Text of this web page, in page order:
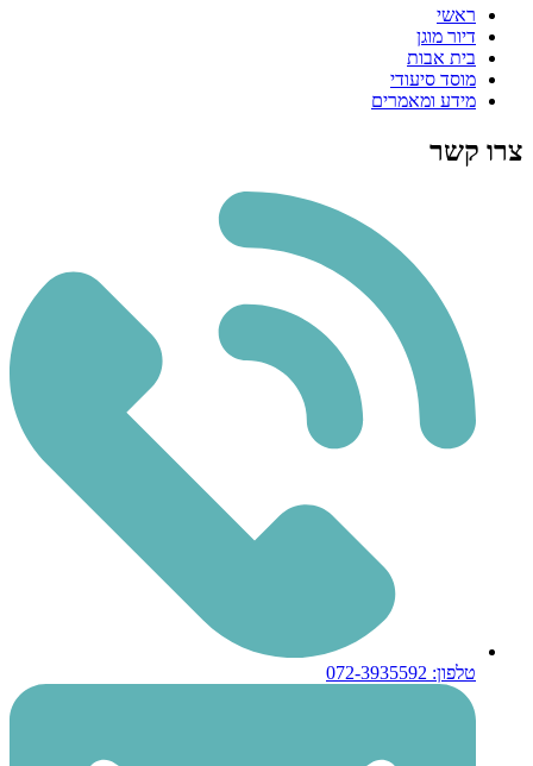
ראשי
דיור מוגן
בית אבות
מוסד סיעודי
מידע ומאמרים
צרו קשר
טלפון: 072-3935592